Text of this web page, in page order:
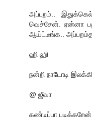
அப்புறம்..
வெச்சேன். ஏன்னா
ஆய்ட்டீங்க..
ஹி ஹி
நன்றி நாடோடி
@ ஜீவா
கண்டிப்பா படிக்கறேன்